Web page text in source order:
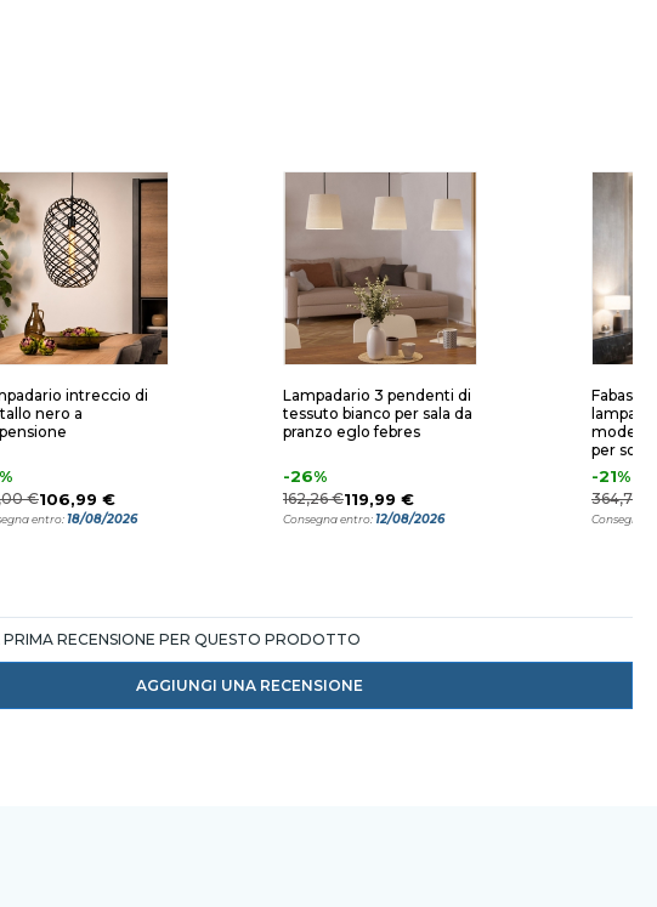
intreccio di
nero a
€106,99 €
entro:18/08/2026
Lampadario 3 pendenti di
tessuto bianco per sala da
pranzo eglo febres
-26%
162,26 €119,99 €
Consegna entro:12/08/2026
Fabas
per
-21%
364,78 €
Consegna
RECENSIONE PER QUESTO PRODOTTO
AGGIUNGI UNA RECENSIONE